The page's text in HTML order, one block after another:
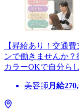
【昇給あり！交通
ンで働きませんか
カラーOKで自分ら
美容師 月給